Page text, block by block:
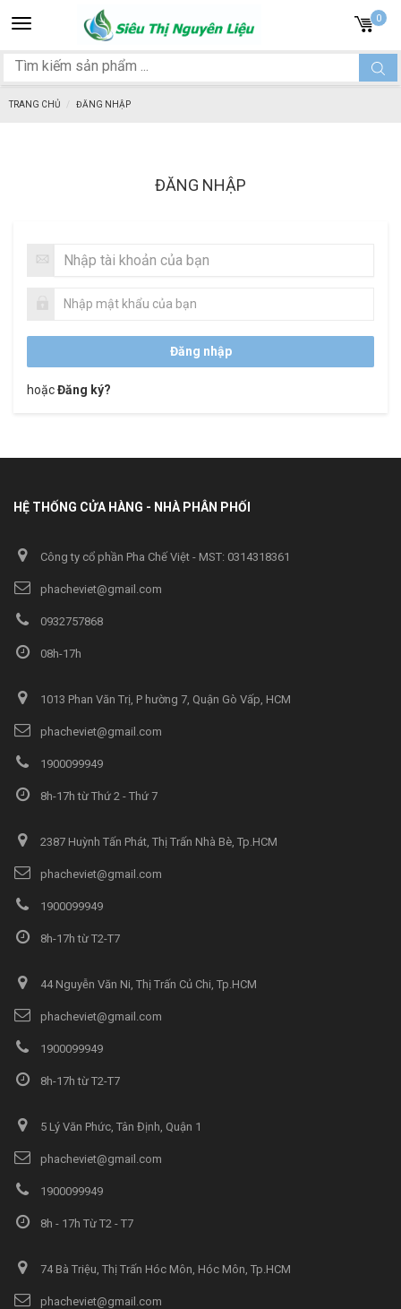
Toggle
navigation
0
TRANG CHỦ ĐĂNG NHẬP
ĐĂNG NHẬP
hoặcĐăng ký?
HỆ THỐNG CỬA HÀNG - NHÀ PHÂN PHỐI
Công ty cổ phần Pha Chế Việt - MST: 0314318361
phacheviet@gmail.com
0932757868
08h-17h
1013 Phan Văn Trị, P hường 7, Quận Gò Vấp, HCM
phacheviet@gmail.com
1900099949
8h-17h từ Thứ 2 - Thứ 7
2387 Huỳnh Tấn Phát, Thị Trấn Nhà Bè, Tp.HCM
phacheviet@gmail.com
1900099949
8h-17h từ T2-T7
44 Nguyễn Văn Ni, Thị Trấn Củ Chi, Tp.HCM
phacheviet@gmail.com
1900099949
8h-17h từ T2-T7
5 Lý Văn Phức, Tân Định, Quận 1
phacheviet@gmail.com
1900099949
8h - 17h Từ T2 - T7
74 Bà Triệu, Thị Trấn Hóc Môn, Hóc Môn, Tp.HCM
phacheviet@gmail.com